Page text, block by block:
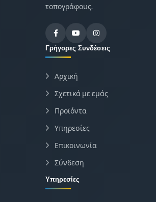
τοπογράφους.
Γρήγορες Συνδέσεις
Αρχική
Σχετικά με εμάς
Προϊόντα
Υπηρεσίες
Επικοινωνία
Σύνδεση
Υπηρεσίες